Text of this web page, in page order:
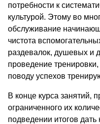
потребности к
культурой. Этому во
обслуживание
чистота
раздевалок, душевых и
проведение
поводу успехов
В конце курса занятий,
ограниченного их
подведении итогов